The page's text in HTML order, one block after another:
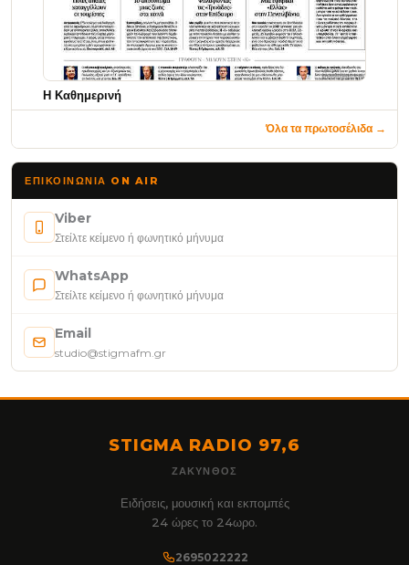
Η Καθημερινή
Όλα τα πρωτοσέλιδα →
ΕΠΙΚΟΙΝΩΝΊΑ ON AIR
Viber
Στείλτε κείμενο ή φωνητικό μήνυμα
WhatsApp
Στείλτε κείμενο ή φωνητικό μήνυμα
Email
studio@stigmafm.gr
STIGMA RADIO 97,6
ΖΆΚΥΝΘΟΣ
Ειδήσεις, μουσική και εκπομπές
24 ώρες το 24ωρο.
2695022222